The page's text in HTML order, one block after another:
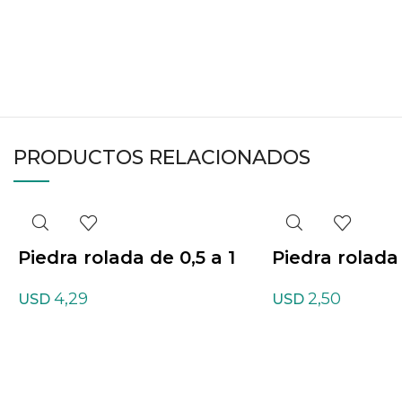
PRODUCTOS RELACIONADOS
Piedra rolada de 0,5 a 1
listrada Mixtas
USD 4,29
Piedra rolada
USD 2,50